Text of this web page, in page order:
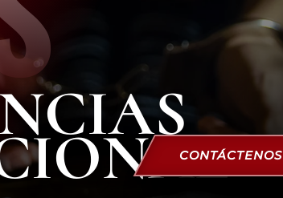
CRÍMENES
SEXUALES
CONTÁCTENOS